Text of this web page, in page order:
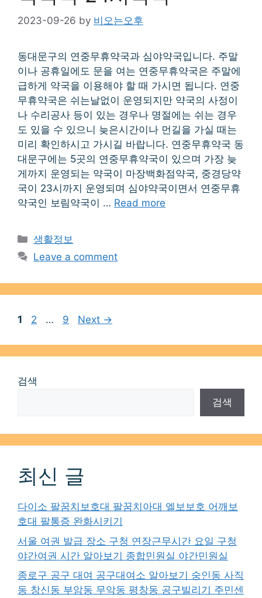
2023-09-26 by 비오는오후
동대문구의 연중무휴약국과 심야약국입니다. 주말
이나 공휴일에도 문을 여는 연중무휴약국은 주말에
급하게 약국을 이용해야 할 때 가시면 됩니다. 연중
무휴약국은 쉬는날없이 운영되지만 약국의 사정이
나 수리공사 등이 있는 경우나 명절에는 쉬는 경우
도 있을 수 있으니 늦은시간이나 먼길을 가실 때는
미리 확인하시고 가시길 바랍니다. 연중무휴약국 동
대문구에는 5곳의 연중무휴약국이 있으며 가장 늦
게까지 운영되는 약국이 마장백화점약국, 중경당약
국이 23시까지 운영되며 심야약국이면서 연중무휴
약국인 보림약국이 … Read more
Categories
생활정보
Leave a comment
Page
1 Page
2 … Page
9 Next →
검색
검색
최신 글
다이소 팔꿈치보호대 팔꿈치아대 엘보보호 어깨보
호대 팔통증 완화시키기
서울 여권 발급 장소 구청 연장근무시간 요일 구청
야간여권 시간 알아보기 종합민원실 야간민원실
종로구 공구 대여 공구대여소 알아보기 숭인동 사직
동 창신동 부암동 무악동 평창동 공구빌리기 주민센